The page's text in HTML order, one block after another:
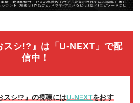
スシ!?』は「U-NEXT」で配
信中！
スシ!?』の視聴にはU-NEXTをおす